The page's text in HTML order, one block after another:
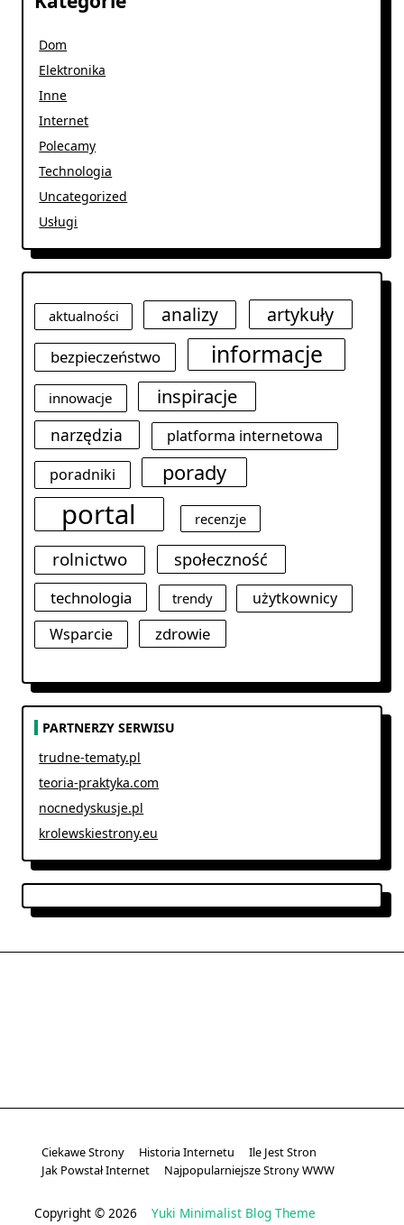
Dom
Elektronika
Inne
Internet
Polecamy
Technologia
Uncategorized
Usługi
aktualności analizy artykuły
bezpieczeństwo informacje
innowacje inspiracje
narzędzia
platforma internetowa
poradniki
porady
portal recenzje
rolnictwo społeczność
technologia trendy
użytkownicy
Wsparcie
zdrowie
PARTNERZY SERWISU
trudne-tematy.pl
teoria-praktyka.com
nocnedyskusje.pl
krolewskiestrony.eu
Ciekawe Strony Historia Internetu
Ile Jest Stron
Jak Powstał Internet
Najpopularniejsze Strony WWW
Copyright © 2026 Yuki Minimalist Blog Theme